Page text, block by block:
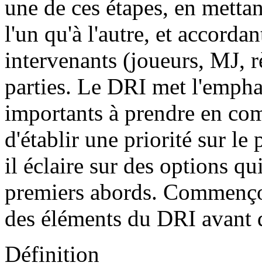
une de ces étapes, en
l'un qu'à l'autre, et
intervenants (joueurs, MJ,
parties. Le DRI met
importants à prendre en
d'établir une priorité sur le
il éclaire sur des options
premiers abords.
des éléments du DRI
Définition